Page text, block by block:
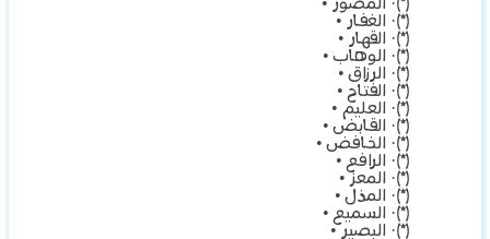
(*)· المصور •
(*)· الغفار •
(*)· القهار •
(*)· الوهاب •
(*)· الرزاق •
(*)· الفتاح •
(*)· العليم •
(*)· القابض •
(*)· الخافض •
(*)· الرافع •
(*)· المعز •
(*)· المذل •
(*)· السميع •
(*)· البصير •